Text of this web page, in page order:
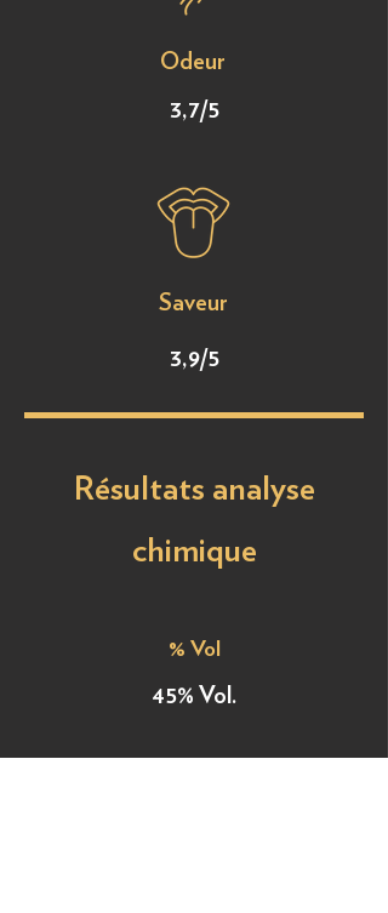
Odeur
3,7/5
Saveur
3,9/5
Résultats analyse
chimique
% Vol
45% Vol.